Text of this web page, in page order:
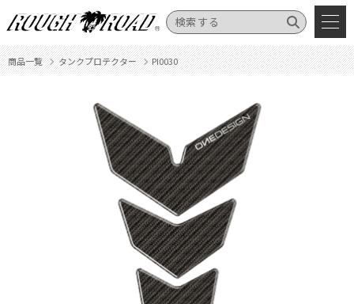
商品一覧 タンクプロテクター PI0030